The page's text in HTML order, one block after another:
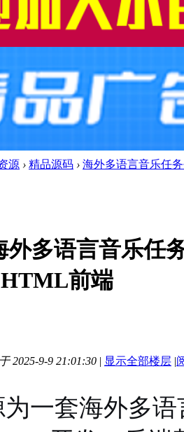
源 › 精品源码 › 海外多语言音乐任
外多语言音乐任
前端
2025-9-9 21:01:30 | 显示全部楼层 |
一套海外多